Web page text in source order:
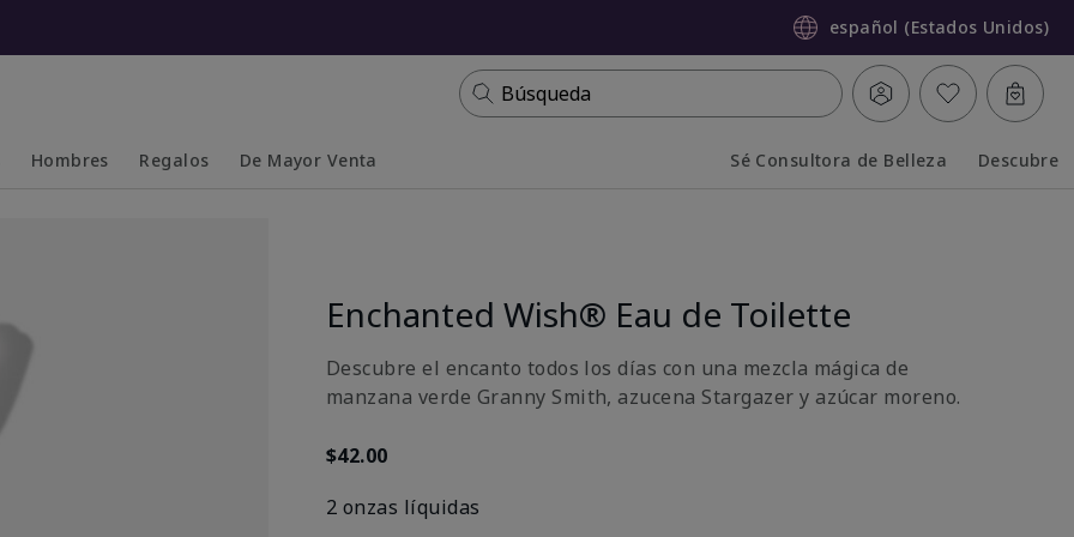
español (Estados Unidos)
Búsqueda
Hombres Regalos De Mayor Venta Sé Consultora de Belleza Descubre
Enchanted Wish® Eau de Toilette
Descubre el encanto todos los días con una mezcla mágica de
manzana verde Granny Smith, azucena Stargazer y azúcar moreno.
$42.00
2 onzas líquidas